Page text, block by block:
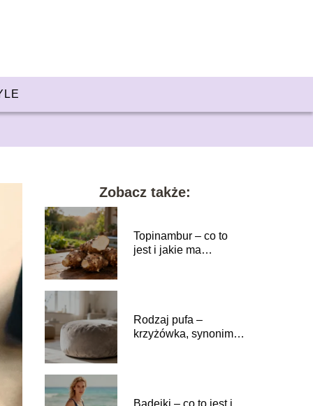
Zobacz także:
Topinambur – co to
jest i jakie ma
Rodzaj pufa –
krzyżówka, synonimy i
Badejki – co to jest i